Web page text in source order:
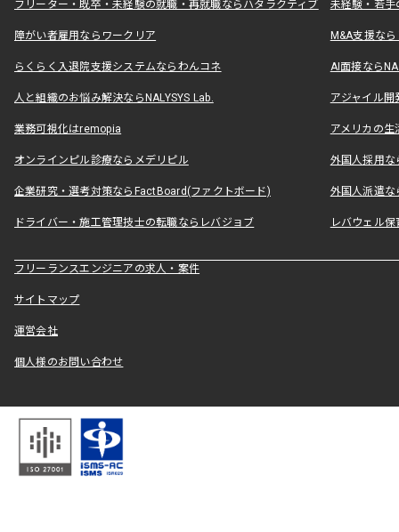
フリーター・既卒・未経験の就職・再就職ならハタラクティブ 未経験・若手
障がい者雇用ならワークリア M&A支援な
らくらく入退院支援システムならわんコネ AI面接なら
人と組織のお悩み解決ならNALYSYS Lab. アジャイル
業務可視化はremopia アメリカの
オンラインピル診療ならメデリピル 外国人採用
企業研究・選考対策ならFactBoard(ファクトボード) 外国人派遣な
ドライバー・施工管理技士の転職ならレバジョブ レバウェル
フリーランスエンジニアの求人・案件
サイトマップ
運営会社
個人様のお問い合わせ